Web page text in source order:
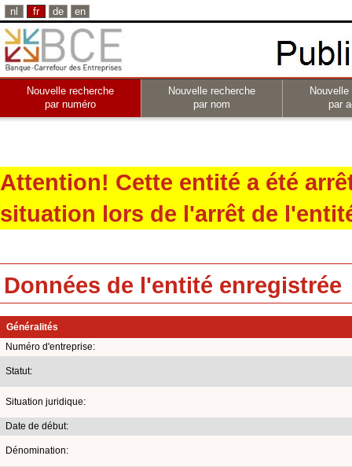
nl fr de en
Nouvelle recherche
par numéro
Nouvelle recherche
par nom
par
Attention! Cette entité a été
situation lors de l'arrêt de
Données de l'entité enregistrée
Généralités
Numéro d'entreprise:
Statut:
Situation juridique:
Date de début:
Dénomination: